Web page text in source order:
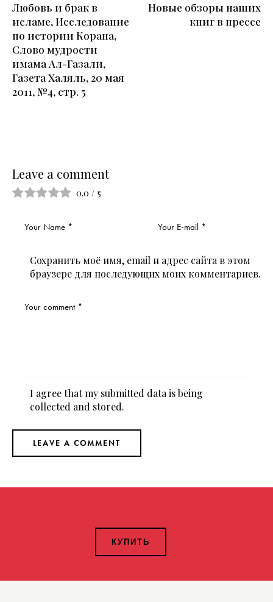
Любовь и брак в
исламе, Исследование
по истории Корана,
Слово мудрости
имама Ал-Газали,
Газета Халяль, 20 мая
2011, №4, стр. 5
Новые обзоры наших
книг в прессе
Leave a comment
0.0 / 5
Сохранить моё имя, email и адрес сайта в этом
браузере для последующих моих комментариев.
I agree that my submitted data is being
collected and stored.
КУПИТЬ